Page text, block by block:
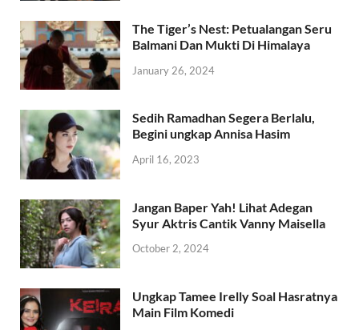
The Tiger’s Nest: Petualangan Seru
Balmani Dan Mukti Di Himalaya
January 26, 2024
Sedih Ramadhan Segera Berlalu,
Begini ungkap Annisa Hasim
April 16, 2023
Jangan Baper Yah! Lihat Adegan
Syur Aktris Cantik Vanny Maisella
October 2, 2024
Ungkap Tamee Irelly Soal Hasratnya
Main Film Komedi